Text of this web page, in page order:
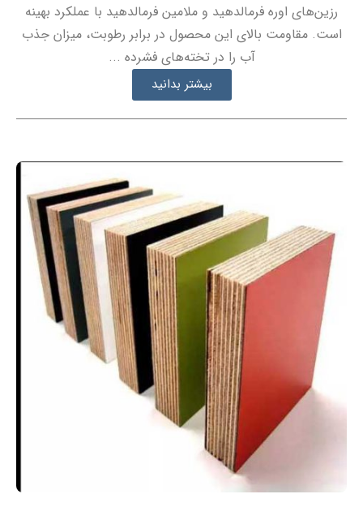
رزین‌های اوره فرمالدهید و ملامین فرمالدهید با عملکرد بهینه
است. مقاومت بالای این محصول در برابر رطوبت، میزان جذب
آب را در تخته‌های فشرده ...
بیشتر بدانید